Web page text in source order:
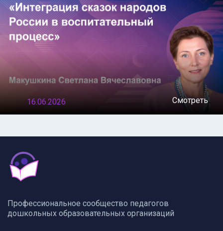
16.06.2026 Смотреть
Профессиональное сообщество педагогов
дошкольных образовательных организаций